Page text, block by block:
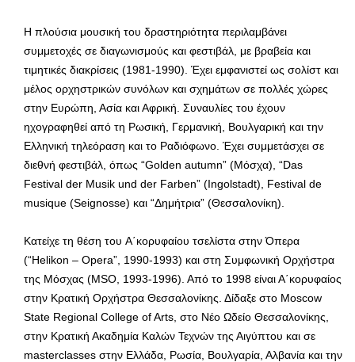
Η πλούσια μουσική του δραστηριότητα περιλαμβάνει
συμμετοχές σε διαγωνισμούς και φεστιβάλ, με βραβεία και
τιμητικές διακρίσεις (1981-1990). Έχει εμφανιστεί ως σολίστ και
μέλος ορχηστρικών συνόλων και σχημάτων σε πολλές χώρες
στην Ευρώπη, Ασία και Αφρική. Συναυλίες του έχουν
ηχογραφηθεί από τη Ρωσική, Γερμανική, Βουλγαρική και την
Ελληνική τηλεόραση και το Ραδιόφωνο. Έχει συμμετάσχει σε
διεθνή φεστιβάλ, όπως “Golden autumn” (Μόσχα), “Das
Festival der Musik und der Farben” (Ingolstadt), Festival de
musique (Seignosse) και “Δημήτρια” (Θεσσαλονίκη).
Κατείχε τη θέση του A΄κορυφαίου τσελίστα στην Όπερα
(“Helikon – Opera”, 1990-1993) και στη Συμφωνική Ορχήστρα
της Μόσχας (MSO, 1993-1996). Από το 1998 είναι Α΄κορυφαίος
στην Κρατική Ορχήστρα Θεσσαλονίκης. Δίδαξε στο Moscow
State Regional College of Arts, στο Νέο Ωδείο Θεσσαλονίκης,
στην Κρατική Ακαδημία Καλών Τεχνών της Αιγύπτου και σε
masterclasses στην Ελλάδα, Ρωσία, Βουλγαρία, Αλβανία και την